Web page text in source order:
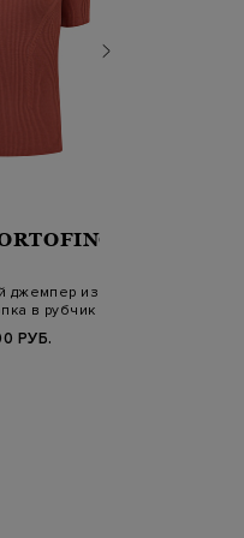
джемпер из
в рубчик
РУБ.